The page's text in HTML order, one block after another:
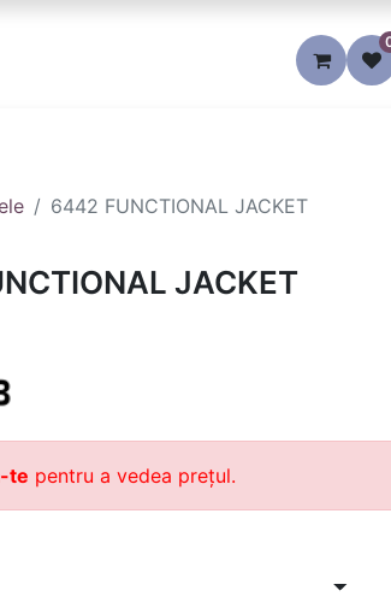
6442 FUNCTIONAL JACKET
JACKET
te pentru a vedea prețul.